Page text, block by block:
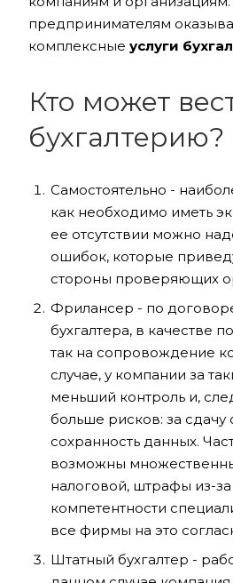
предпринимателям
комплексные услуги
Кто может
бухгалтерию?
Самостоятельно -
как необходимо иметь
ее отсутствии можно
ошибок, которые
стороны проверяющих
Фрилансер - по
бухгалтера, в качестве
так на сопровождение
случае, у компании за
меньший контроль и,
больше рисков: за сдачу
сохранность данных.
возможны
налоговой, штрафы из-
компетентности
все фирмы на это
Штатный бухгалтер -